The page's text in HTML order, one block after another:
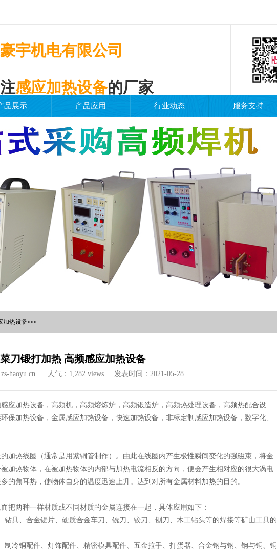
宇机电有限公司
感应加热设备的厂家
品展示 产品应用 行业动态 服务支持
加热设备»»»
刀锻打加热 高频感应加热设备
haoyu.cn 人气：1,282 views 发表时间：2021-05-28
应加热设备，高频机，高频熔炼炉，高频锻造炉，高频热处理设备，高频热配合设
保加热设备，金属感应加热设备，快速加热设备，非标定制感应加热设备，数字化、
加热线圈（通常是用紫铜管制作）。由此在线圈内产生极性瞬间变化的强磁束，将金
加热物体，在被加热物体的内部与加热电流相反的方向，便会产生相对应的很大涡电
的焦耳热，使物体自身的温度迅速上升。达到对所有金属材料加热的目的。
把两种一样材质或不同材质的金属连接在一起，具体应用如下：
钻具、合金锯片、硬质合金车刀、铣刀、铰刀、刨刀、木工钻头等的焊接等矿山工具的
冷铜配件、灯饰配件、精密模具配件、五金拉手、打蛋器、合金钢与钢、钢与铜、铜